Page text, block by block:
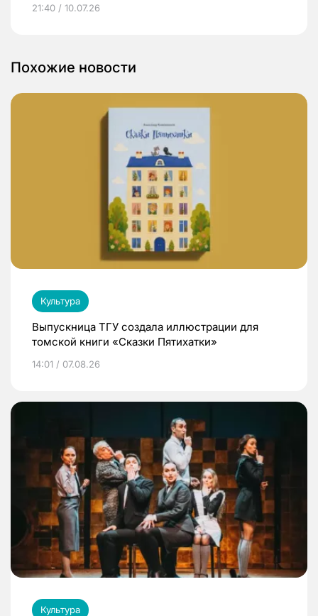
21:40 / 10.07.26
Похожие новости
Культура
Выпускница ТГУ создала иллюстрации для
томской книги «Сказки Пятихатки»
14:01 / 07.08.26
Культура